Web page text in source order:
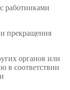
работниками
прекращения
органов или
в соответствии